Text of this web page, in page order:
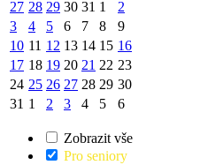
27 28 29 30 31 1
2
3
4 5 6 7 8
9
10 11 12 13 14 15 16
17 18 19 20 21 22 23
24 25 26 27 28 29 30
31 1 2 3 4 5 6
Zobrazit vše
Pro seniory